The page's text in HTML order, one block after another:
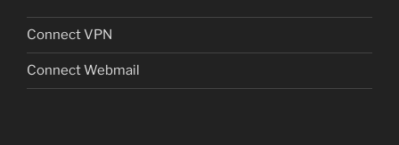
Connect VPN
Connect Webmail